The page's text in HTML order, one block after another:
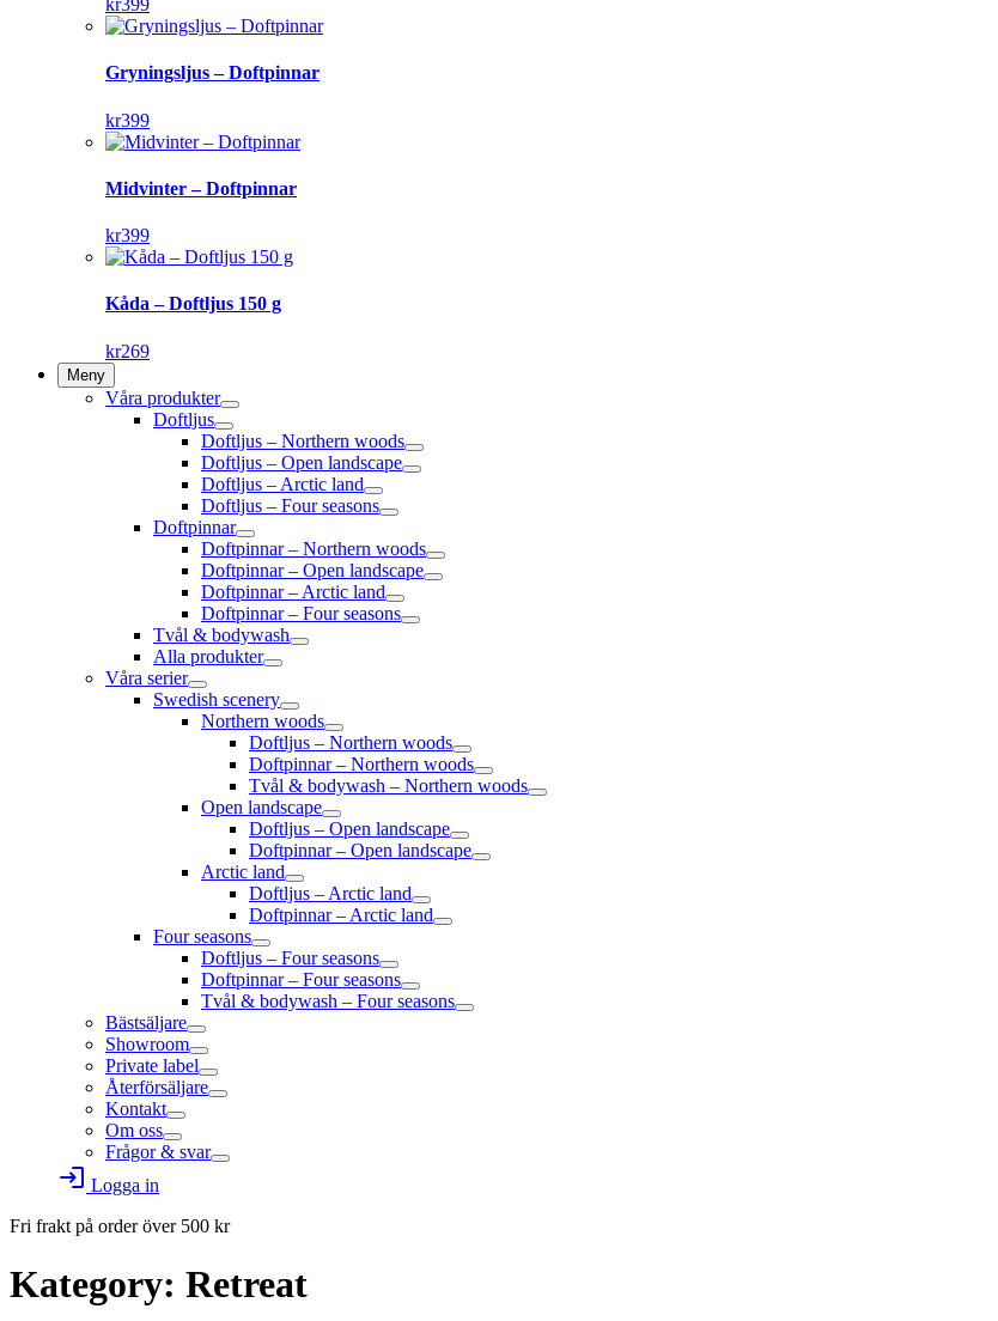
kr399
Gryningsljus – Doftpinnar
kr399
Midvinter – Doftpinnar
kr399
Kåda – Doftljus 150 g
kr269
Meny
Våra produkter
Doftljus
Doftljus – Northern woods
Doftljus – Open landscape
Doftljus – Arctic land
Doftljus – Four seasons
Doftpinnar
Doftpinnar – Northern woods
Doftpinnar – Open landscape
Doftpinnar – Arctic land
Doftpinnar – Four seasons
Tvål & bodywash
Alla produkter
Våra serier
Swedish scenery
Northern woods
Doftljus – Northern woods
Doftpinnar – Northern woods
Tvål & bodywash – Northern woods
Open landscape
Doftljus – Open landscape
Doftpinnar – Open landscape
Arctic land
Doftljus – Arctic land
Doftpinnar – Arctic land
Four seasons
Doftljus – Four seasons
Doftpinnar – Four seasons
Tvål & bodywash – Four seasons
Bästsäljare
Showroom
Private label
Återförsäljare
Kontakt
Om oss
Frågor & svar
login Logga in
Fri frakt på order över 500 kr
Kategory: Retreat